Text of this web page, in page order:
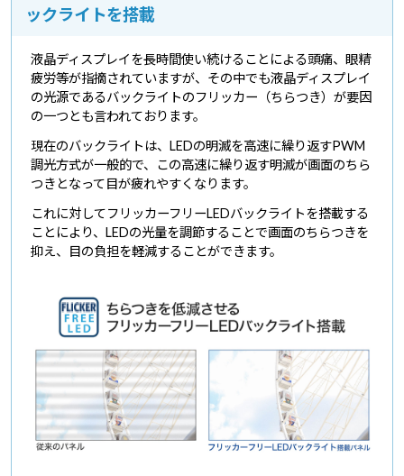
ックライトを搭載
液晶ディスプレイを長時間使い続けることによる頭痛、眼精
疲労等が指摘されていますが、その中でも液晶ディスプレイ
の光源であるバックライトのフリッカー（ちらつき）が要因
の一つとも言われております。
現在のバックライトは、LEDの明滅を高速に繰り返すPWM
調光方式が一般的で、この高速に繰り返す明滅が画面のちら
つきとなって目が疲れやすくなります。
これに対してフリッカーフリーLEDバックライトを搭載する
ことにより、LEDの光量を調節することで画面のちらつきを
抑え、目の負担を軽減することができます。